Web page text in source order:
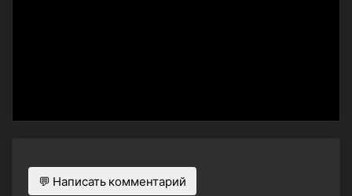
💬 Написать комментарий